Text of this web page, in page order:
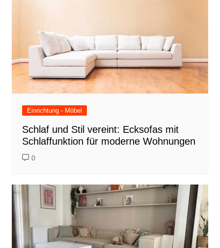
Einrichtung - Möbel
Schlaf und Stil vereint: Ecksofas mit
Schlaffunktion für moderne Wohnungen
0